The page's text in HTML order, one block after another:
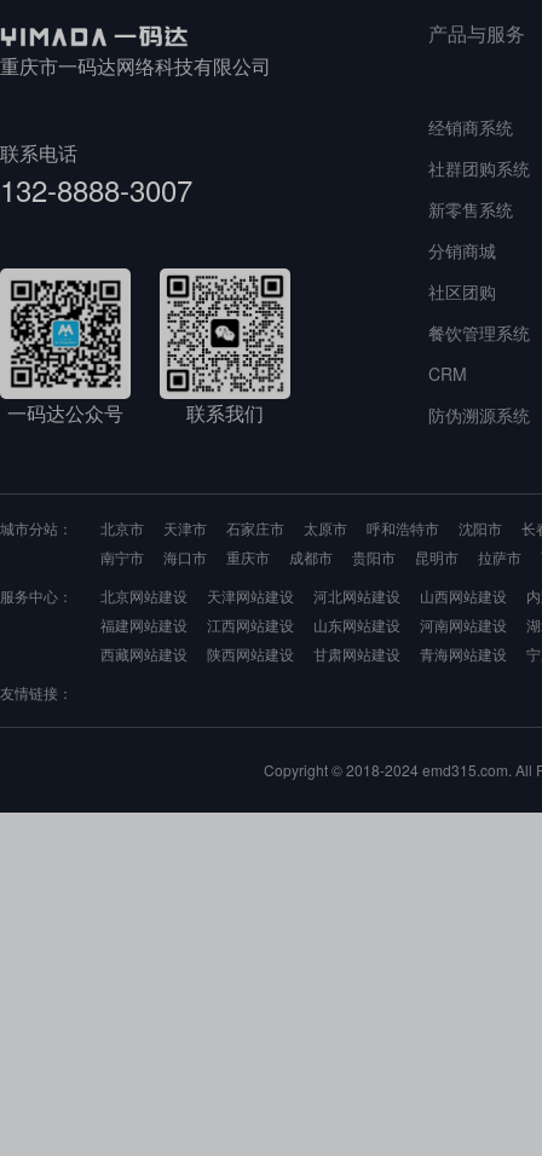
重庆市一码达网络科技有限公司
联系电话
132-8888-3007
一码达公众号 联系我们
产品与服务
经销商系统
社群团购系统
新零售系统
分销商城
社区团购
餐饮管理系统
CRM
防伪溯源系统
城市分站： 北京市 天津市 石家庄市 太原市 呼和浩特市 沈阳市
长
南宁市
海口市 重庆市 成都市 贵阳市 昆明市 拉萨市
服务中心：
北京网站建设 天津网站建设 河北网站建设 山西网站建设
福建网站建设
江西网站建设 山东网站建设 河南网站建设
西藏网站建设
陕西网站建设 甘肃网站建设 青海网站建设
友情链接：
Copyright © 2018-2024 emd315.com. All